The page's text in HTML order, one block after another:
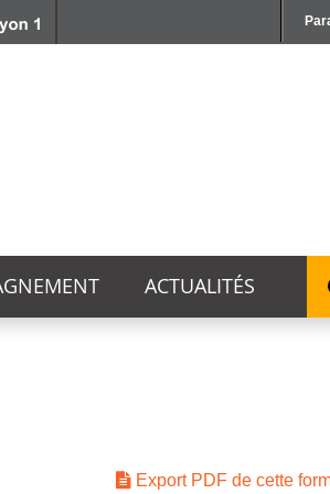
ACTUALITÉS
Export PDF de cette